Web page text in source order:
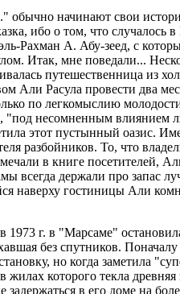
обычно начинают свои
ибо о том, что случалось
Рахман А. Абу-зеед, с
Итак, мне поведали...
путешественница из
Али Расула провести два
по легкомыслию
"под несомненным влиянием
этот пустынный оазис.
разбойников. То, что
в книге посетителей,
всегда держали про запас
наверху гостиницы Али
1973 г. в "Марсаме"
без спутников. Поначалу
но когда заметила
жилах которого текла
задержаться в его доме на